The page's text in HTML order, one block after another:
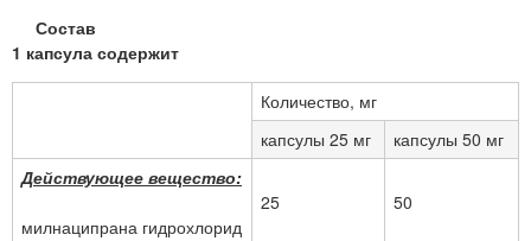
Состав
1 капсула содержит
Количество, мг
капсулы 25 мг
капсулы 50 мг
Действующее вещество:
милнаципрана гидрохлорид
25 50